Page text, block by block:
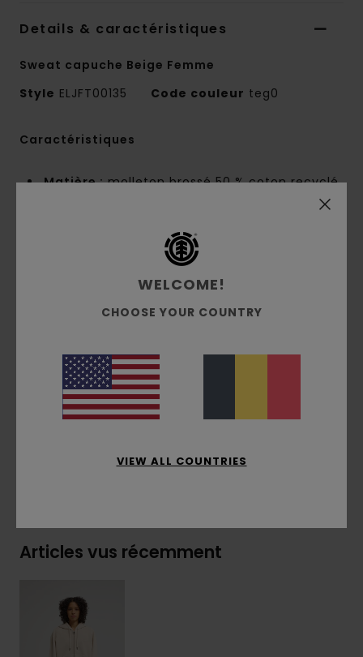
Details & caractéristiques
Sweat capuche Beige Femme
Style ELJFT00135 Code couleur teg0
Caractéristiques
Matière :molleton brossé 50 % coton recyclé,
30 % coton, 20 % polyester recyclé [350 g/m2]
Étiquette drapeau sur le côté
Composition[Matière principale] 50% coton
recyclé, 30% coton, 20% polyester recyclé
Articles vus récemment
WELCOME!
CHOOSE YOUR COUNTRY
VIEW ALL COUNTRIES